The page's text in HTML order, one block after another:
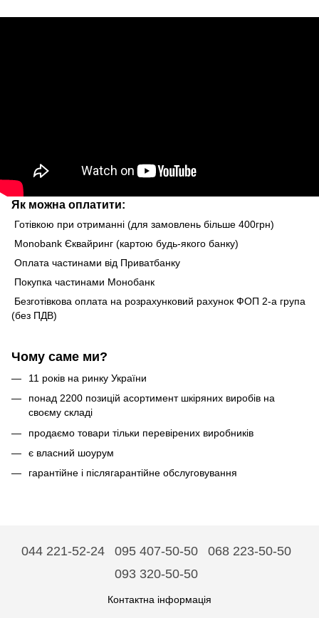
Як можна оплатити:
Готівкою при отриманні (для замовлень більше 400грн)
Monobank Єквайринг (картою будь-якого банку)
Оплата частинами від Приватбанку
Покупка частинами Монобанк
Безготівкова оплата на розрахунковий рахунок ФОП 2-а група
(без ПДВ)
Чому саме ми?
11 років на ринку України
понад 2200 позицій асортимент шкіряних виробів на
своєму складі
продаємо товари тільки перевірених виробників
є власний шоурум
гарантійне і післягарантійне обслуговування
044 221-52-24 095 407-50-50
068 223-50-50
093 320-50-50
Контактна інформація